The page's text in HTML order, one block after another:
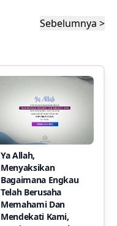
Sebelumnya >
Ya Allah,
Menyaksikan
Bagaimana Engkau
Telah Berusaha
Memahami Dan
Mendekati Kami,